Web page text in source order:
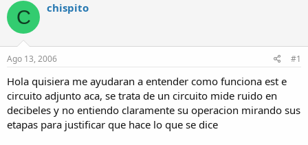
C chispito
Ago 13, 2006 #1
Hola quisiera me ayudaran a entender como funciona est e
circuito adjunto aca, se trata de un circuito mide ruido en
decibeles y no entiendo claramente su operacion mirando sus
etapas para justificar que hace lo que se dice